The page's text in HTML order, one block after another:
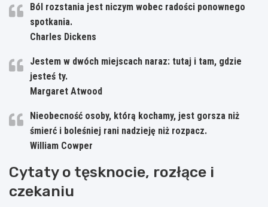
Ból rozstania jest niczym wobec radości ponownego
spotkania.
Charles Dickens
Jestem w dwóch miejscach naraz: tutaj i tam, gdzie
jesteś ty.
Margaret Atwood
Nieobecność osoby, którą kochamy, jest gorsza niż
śmierć i boleśniej rani nadzieję niż rozpacz.
William Cowper
Cytaty o tęsknocie, rozłące i
czekaniu